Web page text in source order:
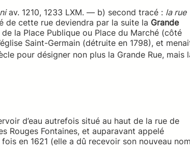
av. 1210, 1233 LXM. — b) second tracé : la rue
cette rue deviendra par la suite la Grande
la Place Publique ou Place du Marché (côté
Saint-Germain (détruite en 1798), et
pour désigner non plus la Grande Rue, mais
d’eau autrefois situé au haut de la rue de
Rouges Fontaines, et auparavant appelé
en 1621 (elle a dû recevoir son nouveau